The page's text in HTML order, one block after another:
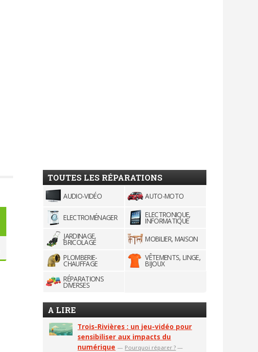
TOUTES LES RÉPARATIONS
AUDIO-VIDÉO AUTO-MOTO
ELECTROMÉNAGER ELECTRONIQUE,
INFORMATIQUE
JARDINAGE,
BRICOLAGE
MOBILIER, MAISON
PLOMBERIE-
CHAUFFAGE
VÊTEMENTS, LINGE,
BIJOUX
RÉPARATIONS
DIVERSES
A LIRE
Trois-Rivières : un jeu-vidéo pour
sensibiliser aux impacts du
numérique — Pourquoi réparer ? —